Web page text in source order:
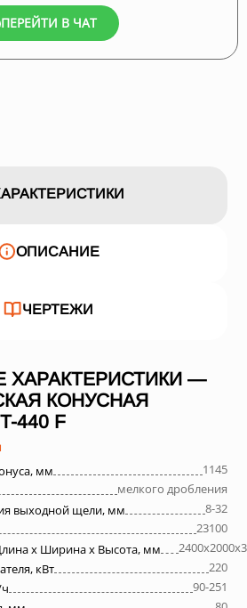
ПЕРЕЙТИ В ЧАТ
ОПИСАНИЕ
ЧЕРТЕЖИ
ХАРАКТЕРИСТИКИ —
КОНУСНАЯ
440 F
мм
1145
мелкого дробления
выходной щели, мм
8-32
23100
х Ширина х Высота, мм
кВт
220
90-251